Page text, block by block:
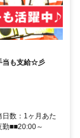
当も支給☆彡
数：1ヶ月あた
■■20:00～